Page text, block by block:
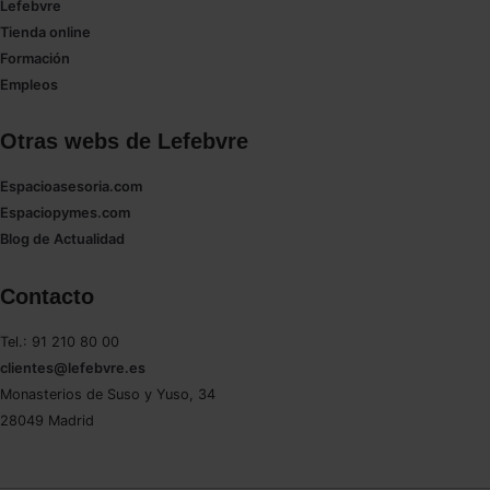
Lefebvre
Tienda online
Formación
Empleos
Otras webs de Lefebvre
Espacioasesoria.com
Espaciopymes.com
Blog de Actualidad
Contacto
Tel.: 91 210 80 00
clientes@lefebvre.es
Monasterios de Suso y Yuso, 34
28049 Madrid